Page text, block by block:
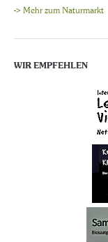
-> Mehr zum Naturmarkt
WIR EMPFEHLEN